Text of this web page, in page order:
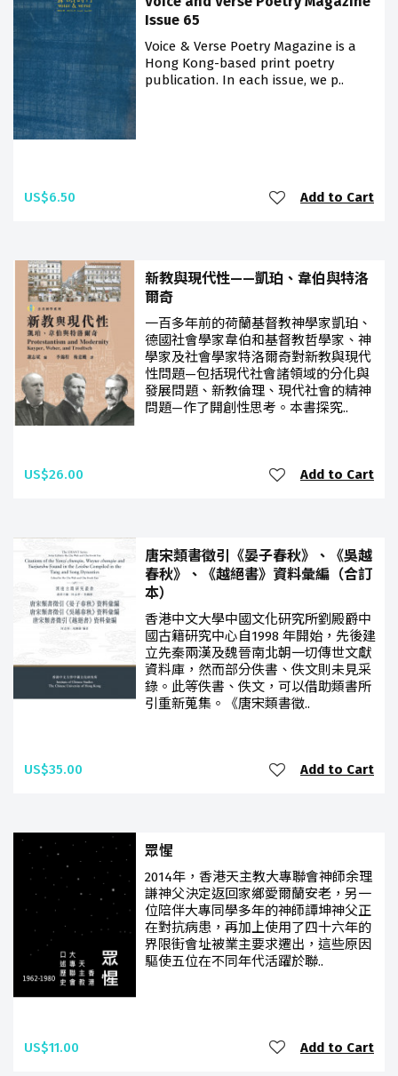
Issue 65
Voice & Verse Poetry Magazine is a
Hong Kong-based print poetry
publication. In each issue, we p..
US$6.50 Add to Cart
新教與現代性——凱珀、韋伯與特洛
爾奇
一百多年前的荷蘭基督教神學家凱珀、
德國社會學家韋伯和基督教哲學家、神
學家及社會學家特洛爾奇對新教與現代
性問題—包括現代社會諸領域的分化與
發展問題、新教倫理、現代社會的精神
問題—作了開創性思考。本書探究..
US$26.00 Add to Cart
唐宋類書徵引《晏子春秋》、《吳越
春秋》、《越絕書》資料彙編（合訂
本）
香港中文大學中國文化研究所劉殿爵中
國古籍研究中心自1998 年開始，先後建
立先秦兩漢及魏晉南北朝一切傳世文獻
資料庫，然而部分佚書、佚文則未見采
錄。此等佚書、佚文，可以借助類書所
引重新蒐集。《唐宋類書徵..
US$35.00 Add to Cart
眾惺
2014年，香港天主教大專聯會神師余理
謙神父決定返回家鄉愛爾蘭安老，另一
位陪伴大專同學多年的神師譚坤神父正
在對抗病患，再加上使用了四十六年的
界限街會址被業主要求遷出，這些原因
驅使五位在不同年代活躍於聯..
US$11.00 Add to Cart